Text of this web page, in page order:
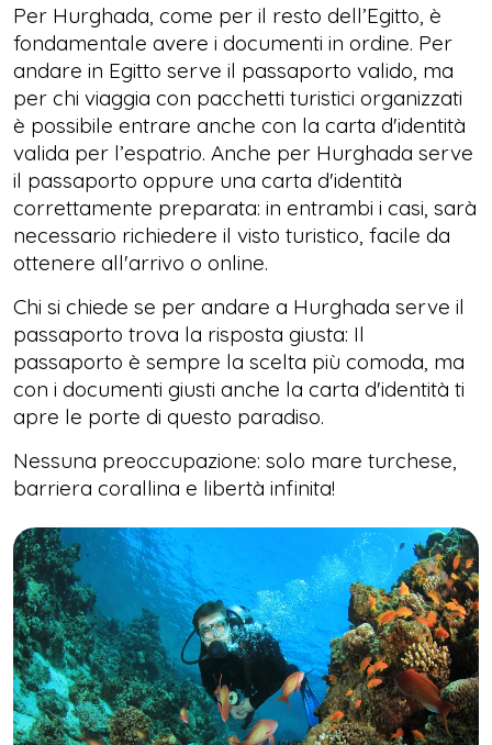
Per Hurghada, come per il resto dell’Egitto, è
fondamentale avere i documenti in ordine. Per
andare in Egitto serve il passaporto valido, ma
per chi viaggia con pacchetti turistici organizzati
è possibile entrare anche con la carta d'identità
valida per l’espatrio. Anche per Hurghada serve
il passaporto oppure una carta d'identità
correttamente preparata: in entrambi i casi, sarà
necessario richiedere il visto turistico, facile da
ottenere all'arrivo o online.
Chi si chiede se per andare a Hurghada serve il
passaporto trova la risposta giusta: Il
passaporto è sempre la scelta più comoda, ma
con i documenti giusti anche la carta d'identità ti
apre le porte di questo paradiso.
Nessuna preoccupazione: solo mare turchese,
barriera corallina e libertà infinita!